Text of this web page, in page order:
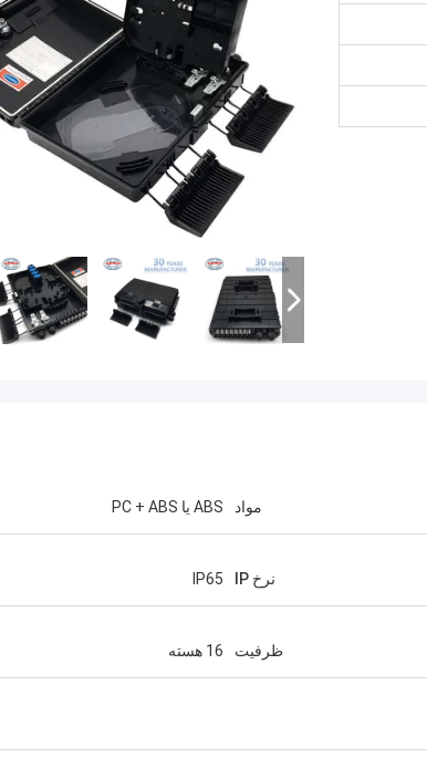
مواد ABS یا PC + ABS
نرخ IP IP65
ظرفیت 16 هسته